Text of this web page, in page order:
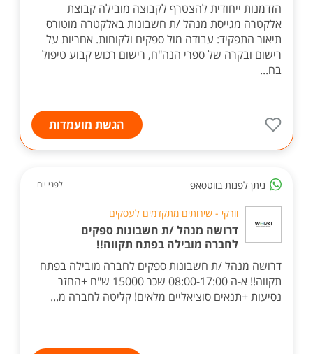
הזדמנות ייחודית להצטרף לקבוצה מובילה קבוצת
אלקטרה מגייסת מנהל /ת חשבונות באלקטרה מוטורס
תיאור התפקיד: עבודה מול ספקים ולקוחות. אחריות על
רישום ובקרה של ספרי הנה"ח, רישום רכוש קבוע טיפול
בח...
הגשת מועמדות
ניתן לפנות בווטסאפ לפני יום
וורקי - שירותים מתקדמים לעסקים
דרושה מנהל /ת חשבונות ספקים
לחברה מובילה בפתח תקווה!!
דרושה מנהל /ת חשבונות ספקים לחברה מובילה בפתח
תקווה!! א-ה 08:00-17:00 שכר 15000 ש"ח +החזר
נסיעות +תנאים סוציאליים מלאים! קליטה לחברה מ...